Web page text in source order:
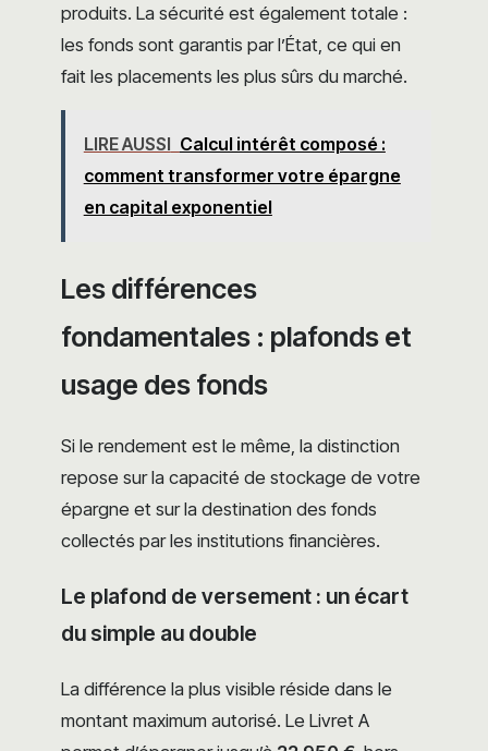
produits. La sécurité est également totale :
les fonds sont garantis par l’État, ce qui en
fait les placements les plus sûrs du marché.
LIRE AUSSI Calcul intérêt composé :
comment transformer votre épargne
en capital exponentiel
Les différences
fondamentales : plafonds et
usage des fonds
Si le rendement est le même, la distinction
repose sur la capacité de stockage de votre
épargne et sur la destination des fonds
collectés par les institutions financières.
Le plafond de versement : un écart
du simple au double
La différence la plus visible réside dans le
montant maximum autorisé. Le Livret A